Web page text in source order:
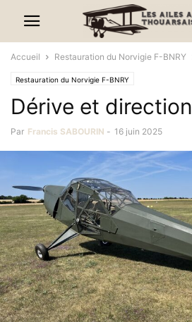
Accueil Restauration du Norvigie F-BNRY
Restauration du Norvigie F-BNRY
Dérive et direction
Par Francis SABOURIN - 16 juin 2025